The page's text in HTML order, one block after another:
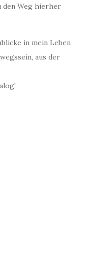
den Weg hierher
in mein Leben
aus der